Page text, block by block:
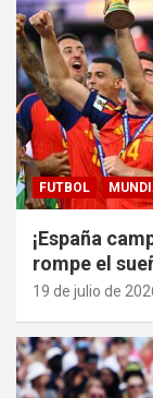
FUTBOL
¡España
rompe el
19 de julio de